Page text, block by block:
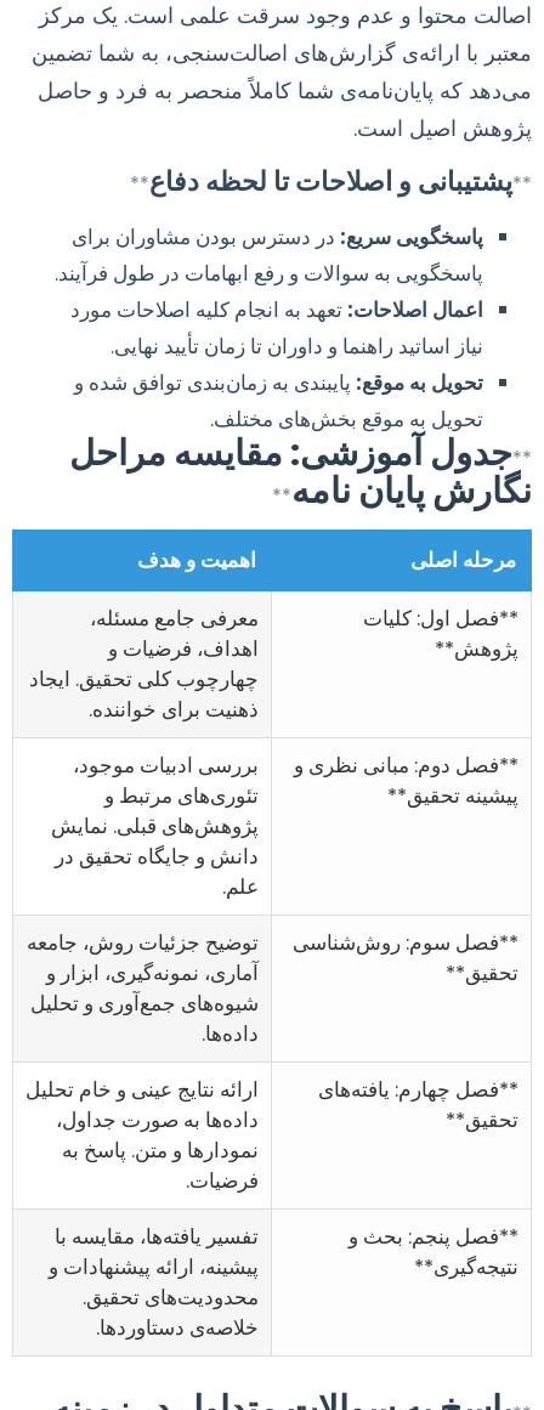
اصالت محتوا و عدم وجود سرقت علمی است. یک مرکز
معتبر با ارائه‌ی گزارش‌های اصالت‌سنجی، به شما تضمین
می‌دهد که پایان‌نامه‌ی شما کاملاً منحصر به فرد و حاصل
پژوهش اصیل است.
**پشتیبانی و اصلاحات تا لحظه دفاع**
پاسخگویی سریع: در دسترس بودن مشاوران برای
پاسخگویی به سوالات و رفع ابهامات در طول فرآیند.
اعمال اصلاحات: تعهد به انجام کلیه اصلاحات مورد
نیاز اساتید راهنما و داوران تا زمان تأیید نهایی.
تحویل به موقع: پایبندی به زمان‌بندی توافق شده و
تحویل به موقع بخش‌های مختلف.
**جدول آموزشی: مقایسه مراحل
نگارش پایان نامه**
مرحله اصلی
اهمیت و هدف
**فصل اول: کلیات
پژوهش**
معرفی جامع مسئله،
اهداف، فرضیات و
چهارچوب کلی تحقیق. ایجاد
ذهنیت برای خواننده.
**فصل دوم: مبانی نظری و
پیشینه تحقیق**
بررسی ادبیات موجود،
تئوری‌های مرتبط و
پژوهش‌های قبلی. نمایش
دانش و جایگاه تحقیق در
علم.
**فصل سوم: روش‌شناسی
تحقیق**
توضیح جزئیات روش، جامعه
آماری، نمونه‌گیری، ابزار و
شیوه‌های جمع‌آوری و تحلیل
داده‌ها.
**فصل چهارم: یافته‌های
تحقیق**
ارائه نتایج عینی و خام تحلیل
داده‌ها به صورت جداول،
نمودارها و متن. پاسخ به
فرضیات.
**فصل پنجم: بحث و
نتیجه‌گیری**
تفسیر یافته‌ها، مقایسه با
پیشینه، ارائه پیشنهادات و
محدودیت‌های تحقیق.
خلاصه‌ی دستاوردها.